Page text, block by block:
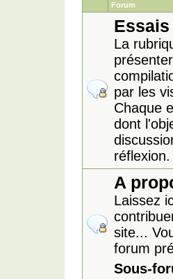
Forum
La
par les
Chaque
dont
réflexion.
A
Laissez
site...
forum
Sous-